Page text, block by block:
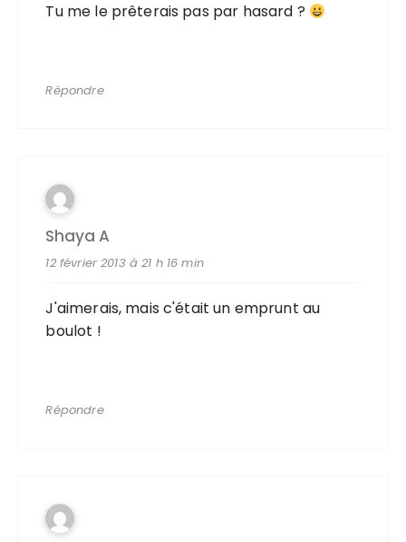
Tu me le prêterais pas par hasard ?
Répondre
Shaya A
12 février 2013 à 21 h 16 min
J'aimerais, mais c'était un emprunt au
boulot !
Répondre